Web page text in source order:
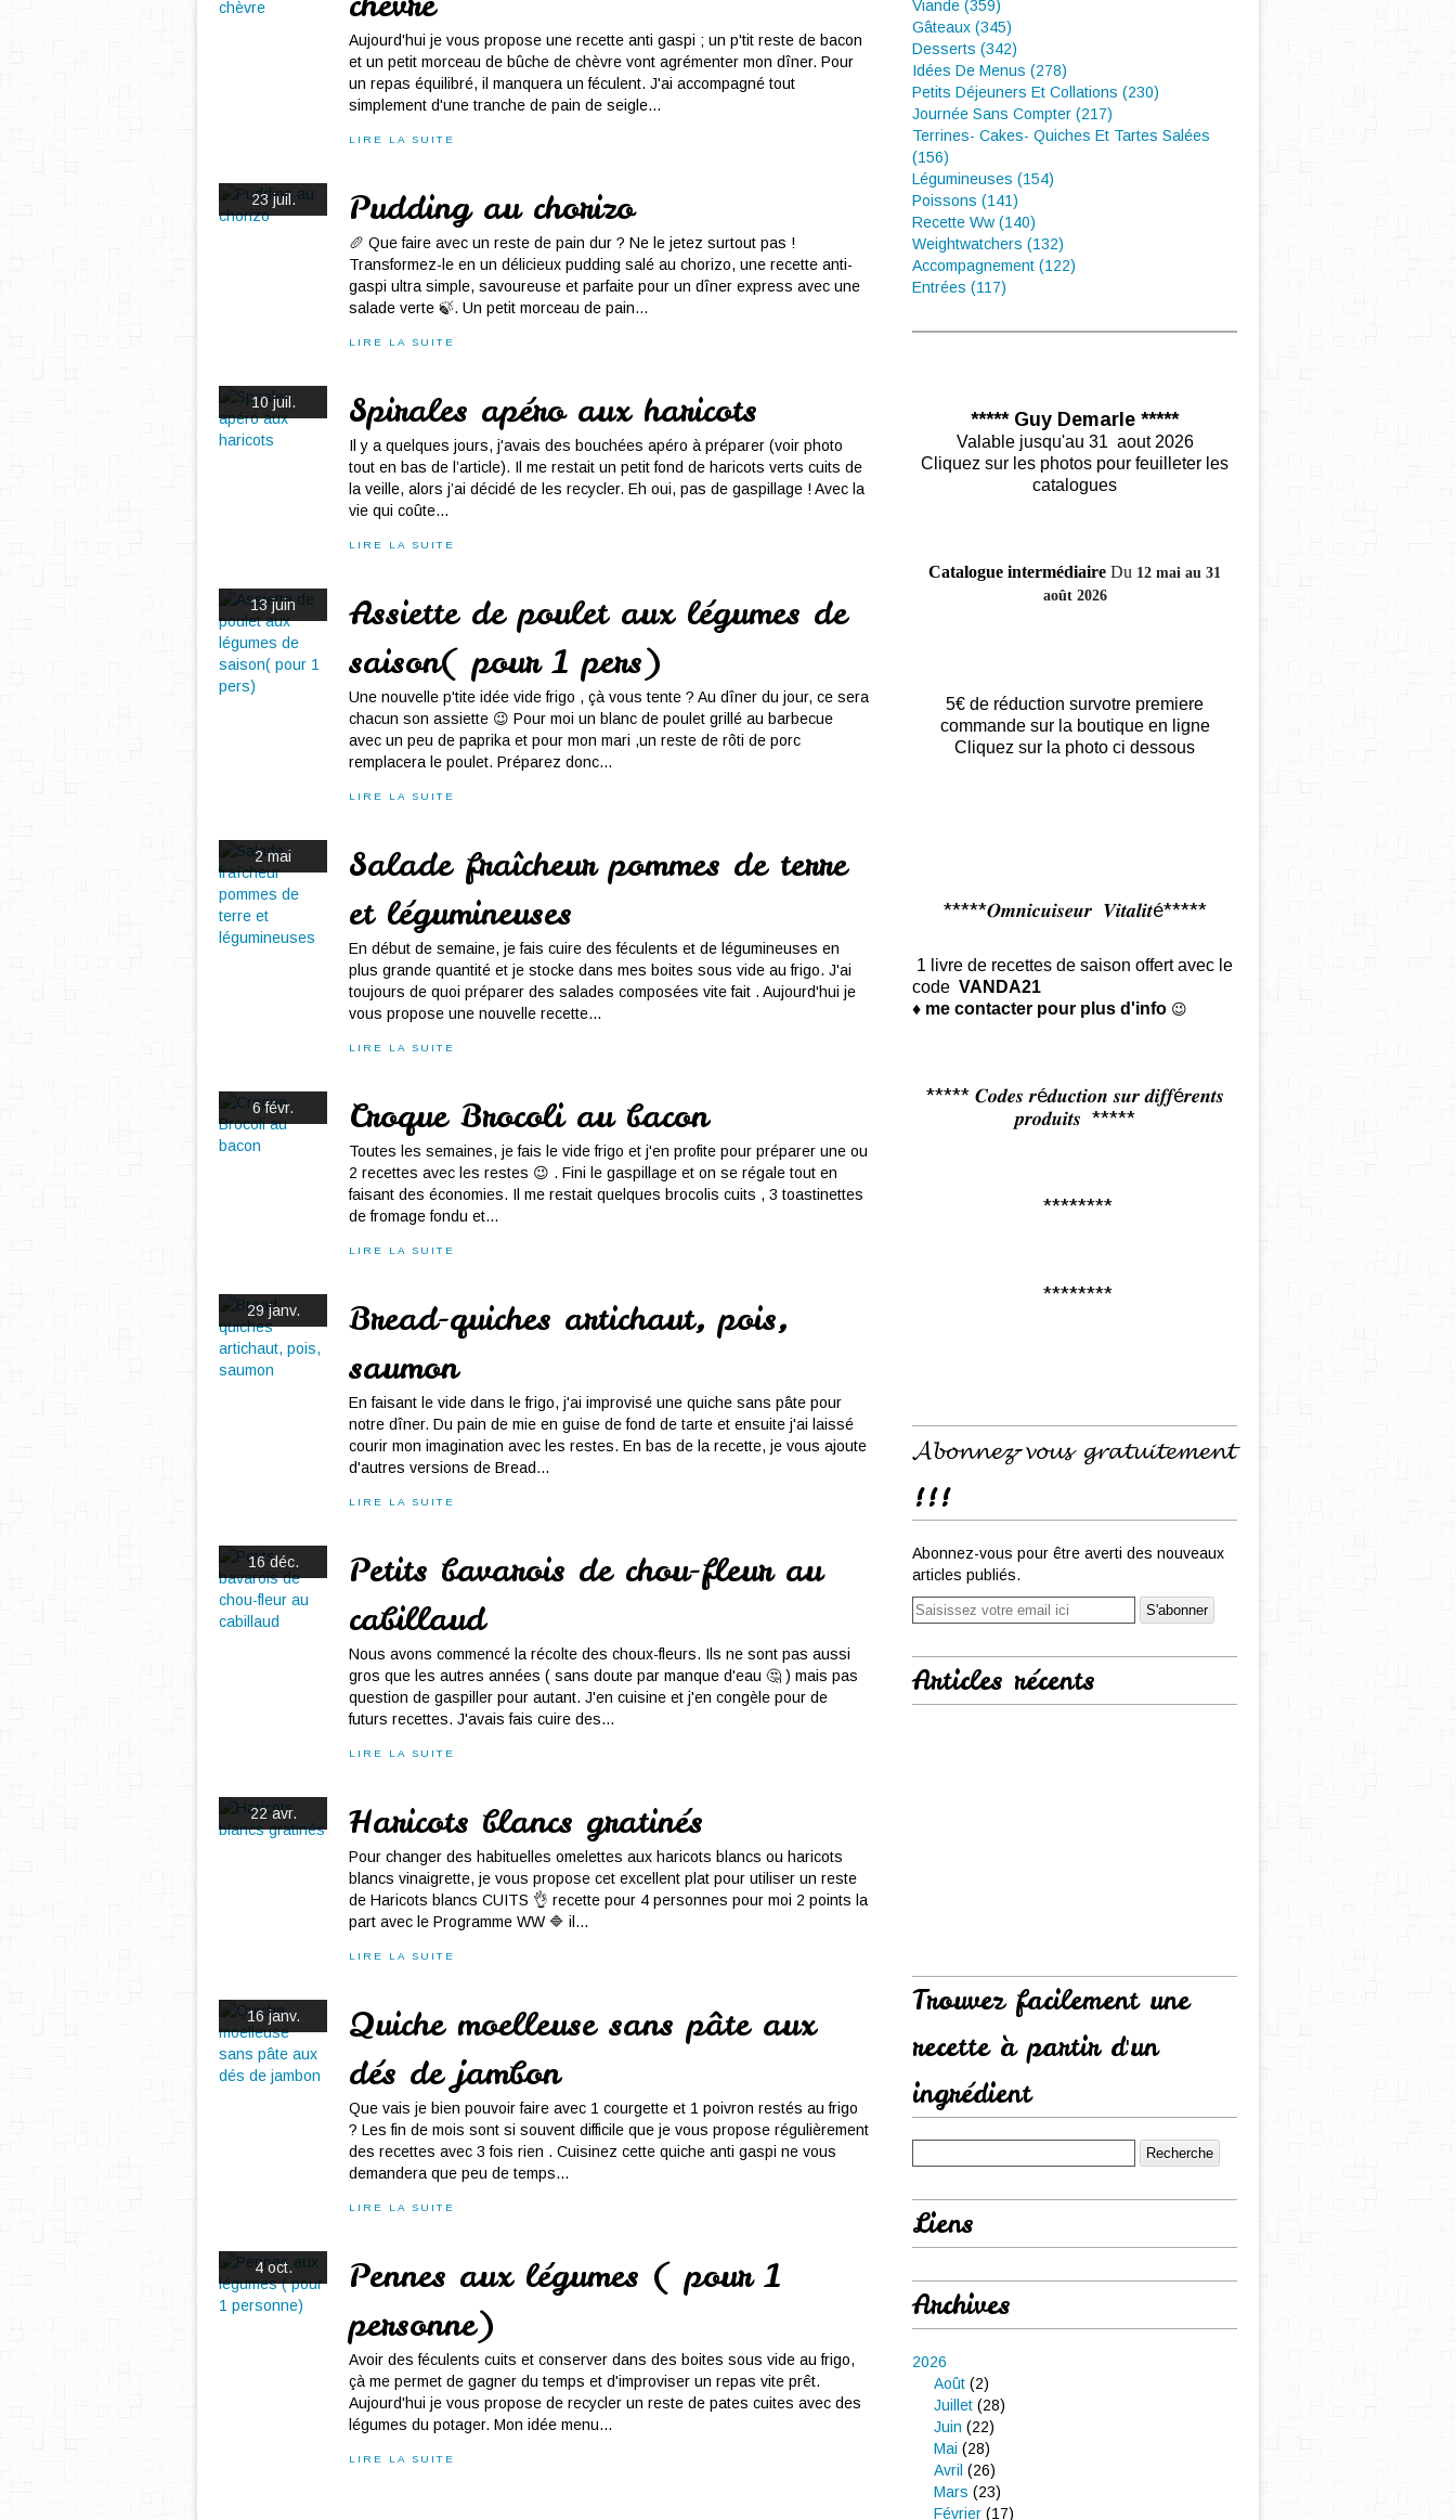
Aujourd'hui je vous propose une recette anti gaspi ; un p'tit reste de bacon
et un petit morceau de bûche de chèvre vont agrémenter mon dîner. Pour
un repas équilibré, il manquera un féculent. J'ai accompagné tout
simplement d'une tranche de pain de seigle...
LIRE LA SUITE
23 juil. Pudding au chorizo
🥖 Que faire avec un reste de pain dur ? Ne le jetez surtout pas !
Transformez-le en un délicieux pudding salé au chorizo, une recette anti-
gaspi ultra simple, savoureuse et parfaite pour un dîner express avec une
salade verte 🍃. Un petit morceau de pain...
LIRE LA SUITE
10 juil. Spirales apéro aux haricots
Il y a quelques jours, j'avais des bouchées apéro à préparer (voir photo
tout en bas de l’article). Il me restait un petit fond de haricots verts cuits de
la veille, alors j’ai décidé de les recycler. Eh oui, pas de gaspillage ! Avec la
vie qui coûte...
LIRE LA SUITE
13 juin
Assiette de poulet aux légumes de
saison( pour 1 pers)
Une nouvelle p'tite idée vide frigo , çà vous tente ? Au dîner du jour, ce sera
chacun son assiette 😉 Pour moi un blanc de poulet grillé au barbecue
avec un peu de paprika et pour mon mari ,un reste de rôti de porc
remplacera le poulet. Préparez donc...
LIRE LA SUITE
2 mai
Salade fraîcheur pommes de terre
et légumineuses
En début de semaine, je fais cuire des féculents et de légumineuses en
plus grande quantité et je stocke dans mes boites sous vide au frigo. J'ai
toujours de quoi préparer des salades composées vite fait . Aujourd'hui je
vous propose une nouvelle recette...
LIRE LA SUITE
6 févr. Croque Brocoli au bacon
Toutes les semaines, je fais le vide frigo et j'en profite pour préparer une ou
2 recettes avec les restes 😉 . Fini le gaspillage et on se régale tout en
faisant des économies. Il me restait quelques brocolis cuits , 3 toastinettes
de fromage fondu et...
LIRE LA SUITE
29 janv.
Bread-quiches artichaut, pois,
saumon
En faisant le vide dans le frigo, j'ai improvisé une quiche sans pâte pour
notre dîner. Du pain de mie en guise de fond de tarte et ensuite j'ai laissé
courir mon imagination avec les restes. En bas de la recette, je vous ajoute
d'autres versions de Bread...
LIRE LA SUITE
16 déc.
Petits bavarois de chou-fleur au
cabillaud
Nous avons commencé la récolte des choux-fleurs. Ils ne sont pas aussi
gros que les autres années ( sans doute par manque d'eau 🤔 ) mais pas
question de gaspiller pour autant. J'en cuisine et j'en congèle pour de
futurs recettes. J'avais fais cuire des...
LIRE LA SUITE
22 avr. Haricots blancs gratinés
Pour changer des habituelles omelettes aux haricots blancs ou haricots
blancs vinaigrette, je vous propose cet excellent plat pour utiliser un reste
de Haricots blancs CUITS 👌 recette pour 4 personnes pour moi 2 points la
part avec le Programme WW 🔷 il...
LIRE LA SUITE
16 janv.
Quiche moelleuse sans pâte aux
dés de jambon
Que vais je bien pouvoir faire avec 1 courgette et 1 poivron restés au frigo
? Les fin de mois sont si souvent difficile que je vous propose régulièrement
des recettes avec 3 fois rien . Cuisinez cette quiche anti gaspi ne vous
demandera que peu de temps...
LIRE LA SUITE
4 oct.
Pennes aux légumes ( pour 1
personne)
Avoir des féculents cuits et conserver dans des boites sous vide au frigo,
çà me permet de gagner du temps et d'improviser un repas vite prêt.
Aujourd'hui je vous propose de recycler un reste de pates cuites avec des
légumes du potager. Mon idée menu...
LIRE LA SUITE
Viande (359)
Gâteaux (345)
Desserts (342)
Idées De Menus (278)
Petits Déjeuners Et Collations (230)
Journée Sans Compter (217)
Terrines- Cakes- Quiches Et Tartes Salées
(156)
Légumineuses (154)
Poissons (141)
Recette Ww (140)
Weightwatchers (132)
Accompagnement (122)
Entrées (117)
***** Guy Demarle *****
Valable jusqu'au 31 aout 2026
Cliquez sur les photos pour feuilleter les
catalogues
Catalogue intermédiaire Du 12 mai au 31
août 2026
5€ de réduction survotre premiere
commande sur la boutique en ligne
Cliquez sur la photo ci dessous
*****𝑶𝒎𝒏𝒊𝒄𝒖𝒊𝒔𝒆𝒖𝒓 𝑽𝒊𝒕𝒂𝒍𝒊𝒕é*****
1 livre de recettes de saison offertavec le
code VANDA21
♦ me contacter pour plus d'info 😉
***** 𝑪𝒐𝒅𝒆𝒔 𝒓é𝒅𝒖𝒄𝒕𝒊𝒐𝒏 𝒔𝒖𝒓 𝒅𝒊𝒇𝒇é𝒓𝒆𝒏𝒕𝒔
𝒑𝒓𝒐𝒅𝒖𝒊𝒕𝒔 *****
********
********
𝓐𝓫𝓸𝓷𝓷𝓮𝔃-𝓿𝓸𝓾𝓼 𝓰𝓻𝓪𝓽𝓾𝓲𝓽𝓮𝓶𝓮𝓷𝓽
!!!
Abonnez-vous pour être averti des nouveaux
articles publiés.
Articles récents
Trouvez facilement une
recette à partir d'un
ingrédient
Liens
Archives
2026
Août (2)
Juillet (28)
Juin (22)
Mai (28)
Avril (26)
Mars (23)
Février (17)